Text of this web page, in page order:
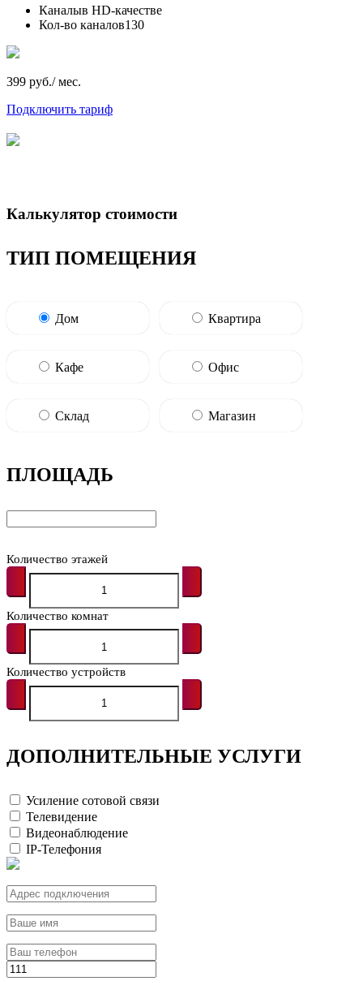
Каналыв HD-качестве
Кол-во каналов130
399 руб./ мес.
Подключить тариф
Калькулятор стоимости
ТИП ПОМЕЩЕНИЯ
Дом Квартира
Кафе Офис
Склад Магазин
ПЛОЩАДЬ
Количество этажей
Количество комнат
Количество устройств
ДОПОЛНИТЕЛЬНЫЕ УСЛУГИ
Усиление сотовой связи
Телевидение
Видеонаблюдение
IP-Телефония